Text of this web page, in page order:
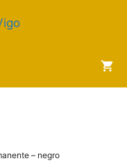
– negro